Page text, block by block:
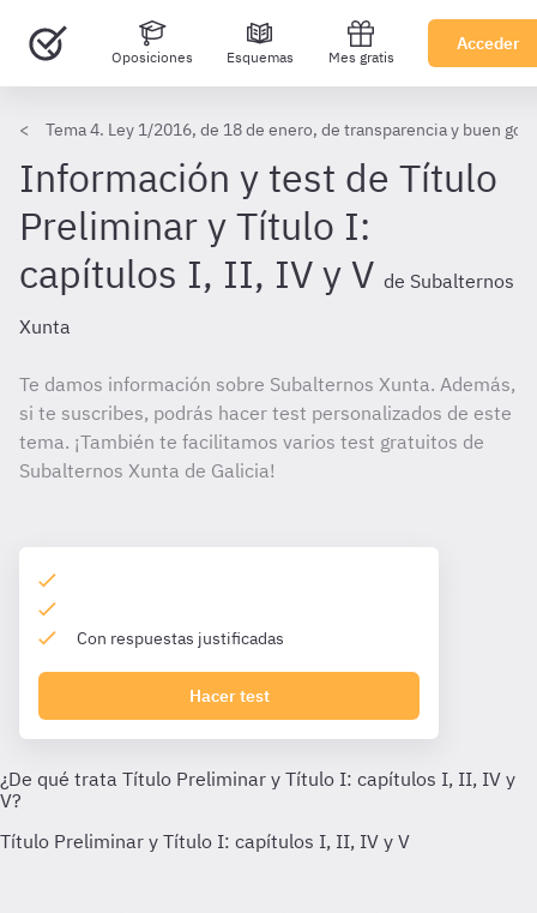
Oposiciones Esquemas Mes gratis
Acceder
Tema 4. Ley 1/2016, de 18 de enero, de transparencia y buen
Información y test de Título
Preliminar y Título I:
capítulos I, II, IV y V de Subalternos
Xunta
Te damos información sobre Subalternos Xunta. Además,
si te suscribes, podrás hacer test personalizados de este
tema. ¡También te facilitamos varios test gratuitos de
Subalternos Xunta de Galicia!
Con respuestas justificadas
Hacer test